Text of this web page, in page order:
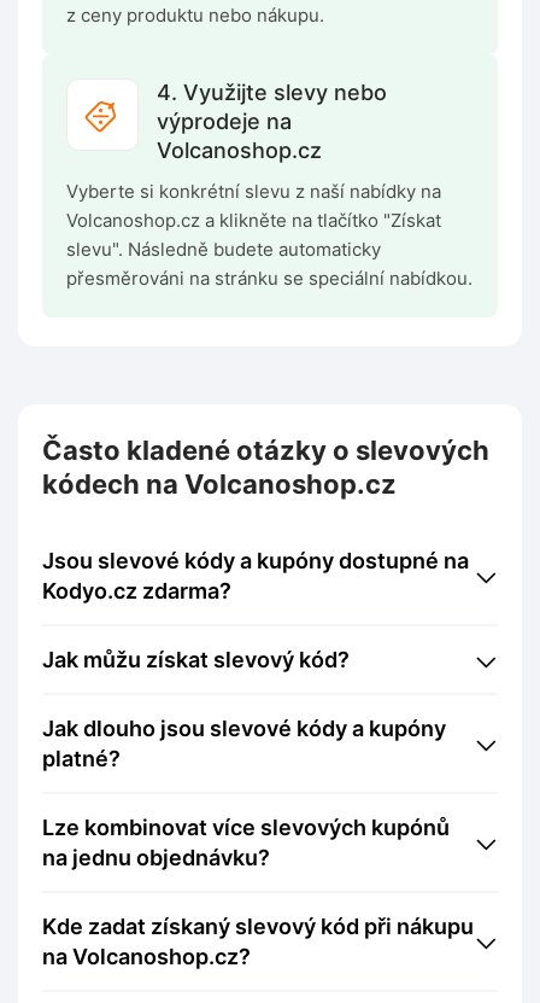
z ceny produktu nebo nákupu.
4. Využijte slevy nebo
výprodeje na
Volcanoshop.cz
Vyberte si konkrétní slevu z naší nabídky na
Volcanoshop.cz a klikněte na tlačítko "Získat
slevu". Následně budete automaticky
přesměrováni na stránku se speciální nabídkou.
Často kladené otázky o slevových
kódech na Volcanoshop.cz
Jsou slevové kódy a kupóny dostupné na
Kodyo.cz zdarma?
Jak můžu získat slevový kód?
Jak dlouho jsou slevové kódy a kupóny
platné?
Lze kombinovat více slevových kupónů
na jednu objednávku?
Kde zadat získaný slevový kód při nákupu
na Volcanoshop.cz?